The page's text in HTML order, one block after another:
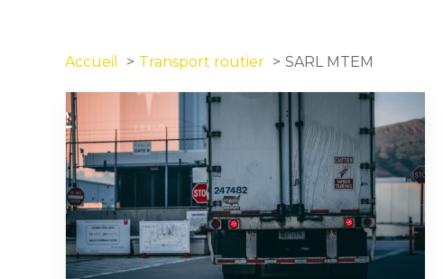
Accueil Transport routier SARL MTEM